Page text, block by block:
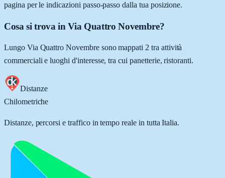
pagina per le indicazioni passo-passo dalla tua posizione.
Cosa si trova in Via Quattro Novembre?
Lungo Via Quattro Novembre sono mappati 2 tra attività
commerciali e luoghi d'interesse, tra cui panetterie, ristoranti.
Distanze
Chilometriche
Distanze, percorsi e traffico in tempo reale in tutta Italia.